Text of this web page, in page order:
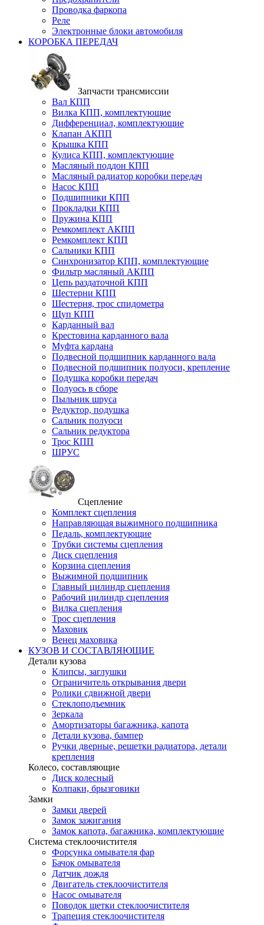
Проводка фаркопа
Реле
Электронные блоки автомобиля
КОРОБКА ПЕРЕДАЧ
Запчасти трансмиссии
Вал КПП
Вилка КПП, комплектующие
Дифференциал, комплектующие
Клапан АКПП
Крышка КПП
Кулиса КПП, комплектующие
Масляный поддон КПП
Масляный радиатор коробки передач
Насос КПП
Подшипники КПП
Прокладки КПП
Пружина КПП
Ремкомплект АКПП
Ремкомплект КПП
Сальники КПП
Синхронизатор КПП, комплектующие
Фильтр масляный АКПП
Цепь раздаточной КПП
Шестерни КПП
Шестерня, трос спидометра
Щуп КПП
Карданный вал
Крестовина карданного вала
Муфта кардана
Подвесной подшипник карданного вала
Подвесной подшипник полуоси, крепление
Подушка коробки передач
Полуось в сборе
Пыльник шруса
Редуктор, подушка
Сальник полуоси
Сальник редуктора
Трос КПП
ШРУС
Сцепление
Комплект сцепления
Направляющая выжимного подшипника
Педаль, комплектующие
Трубки системы сцепления
Диск сцепления
Корзина сцепления
Выжимной подшипник
Главный цилиндр сцепления
Рабочий цилиндр сцепления
Вилка сцепления
Трос сцепления
Маховик
Венец маховика
КУЗОВ И СОСТАВЛЯЮЩИЕ
Детали кузова
Клипсы, заглушки
Ограничитель открывания двери
Ролики сдвижной двери
Стеклоподъемник
Зеркала
Амортизаторы багажника, капота
Детали кузова, бампер
Ручки дверные, решетки радиатора, детали
крепления
Колесо, составляющие
Диск колесный
Колпаки, брызговики
Замки
Замки дверей
Замок зажигания
Замок капота, багажника, комплектующие
Система стеклоочистителя
Форсунка омывателя фар
Бачок омывателя
Датчик дождя
Двигатель стеклоочистителя
Насос омывателя
Поводок щетки стеклоочистителя
Трапеция стеклоочистителя